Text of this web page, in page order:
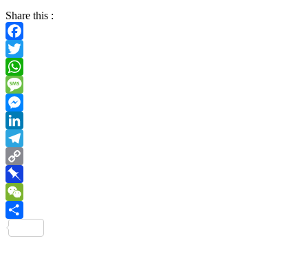
Share this :
Facebook
Twitter
WhatsApp
Message
Messenger
LinkedIn
Telegram
Copy
Link
Pinboard
WeChat